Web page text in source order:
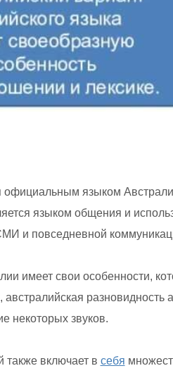
официальным языком
языком общения и
и повседневной
имеет свои особенности,
разновидность
некоторых звуков.
также включает в себя